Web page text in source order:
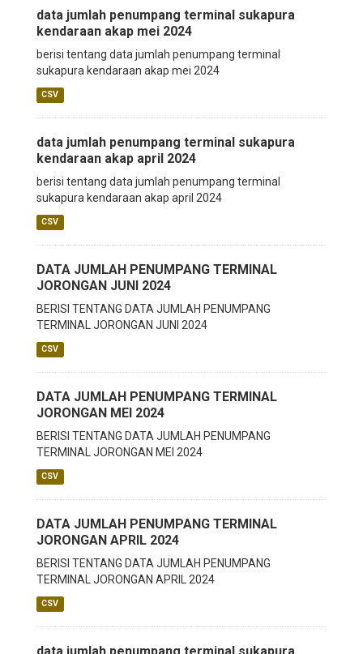
data jumlah penumpang terminal sukapura
kendaraan akap mei 2024
berisi tentang data jumlah penumpang terminal
sukapura kendaraan akap mei 2024
CSV
data jumlah penumpang terminal sukapura
kendaraan akap april 2024
berisi tentang data jumlah penumpang terminal
sukapura kendaraan akap april 2024
CSV
DATA JUMLAH PENUMPANG TERMINAL
JORONGAN JUNI 2024
BERISI TENTANG DATA JUMLAH PENUMPANG
TERMINAL JORONGAN JUNI 2024
CSV
DATA JUMLAH PENUMPANG TERMINAL
JORONGAN MEI 2024
BERISI TENTANG DATA JUMLAH PENUMPANG
TERMINAL JORONGAN MEI 2024
CSV
DATA JUMLAH PENUMPANG TERMINAL
JORONGAN APRIL 2024
BERISI TENTANG DATA JUMLAH PENUMPANG
TERMINAL JORONGAN APRIL 2024
CSV